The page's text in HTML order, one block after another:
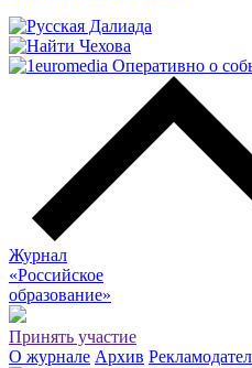
Журнал
«Российское
образование»
Принять участие
О журнале Архив